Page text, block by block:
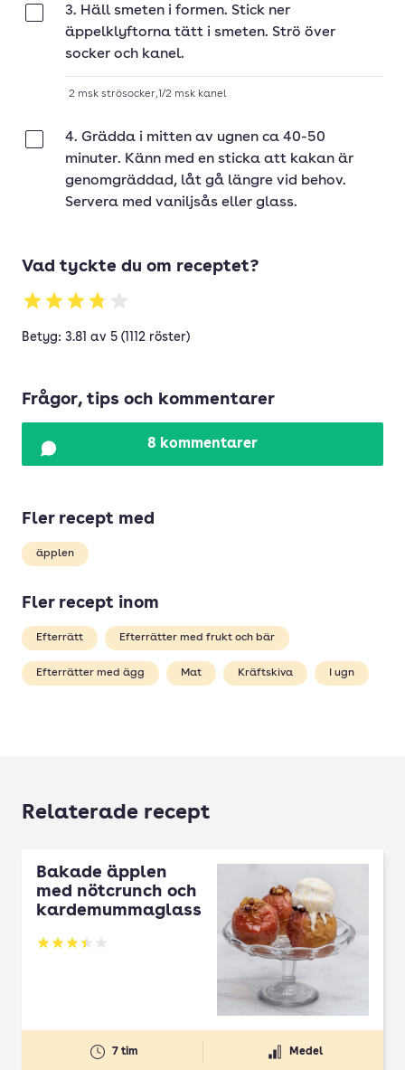
3. Häll smeten i formen. Stick ner
äppelklyftorna tätt i smeten. Strö över
socker och kanel.
2 msk strösocker,1/2 msk kanel
4. Grädda i mitten av ugnen ca 40-50
minuter. Känn med en sticka att kakan är
genomgräddad, låt gå längre vid behov.
Servera med vaniljsås eller glass.
Vad tyckte du om receptet?
Betyg: 3.81 av 5 (1112 röster)
Frågor, tips och kommentarer
8 kommentarer
Fler recept med
äpplen
Fler recept inom
Efterrätt Efterrätter med frukt och bär
Efterrätter med ägg Mat Kräftskiva I ugn
Relaterade recept
Bakade äpplen
med nötcrunch och
kardemummaglass
Betyg: 3.43 av 5
7 tim Medel